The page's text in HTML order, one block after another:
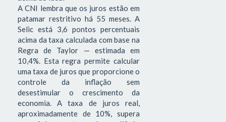
A CNI lembra que os juros estão em
patamar restritivo há 55 meses. A
Selic está 3,6 pontos percentuais
acima da taxa calculada com base na
Regra de Taylor — estimada em
10,4%. Esta regra permite calcular
uma taxa de juros que proporcione o
controle da inflação sem
desestimular o crescimento da
economia. A taxa de juros real,
aproximadamente de 10%, supera